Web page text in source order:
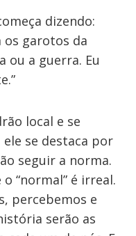
dizendo:
os garotos da
ou a guerra. Eu
local e se
se destaca por
seguir a norma.
“normal” é irreal.
percebemos e
serão as